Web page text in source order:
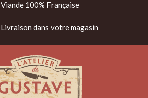
Viande 100% Française
Livraison dans votre magasin